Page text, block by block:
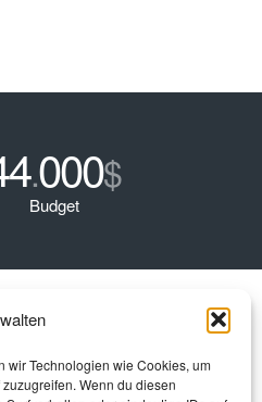
wir Technologien wie Cookies, um
Wenn du diesen
.000$
Budget